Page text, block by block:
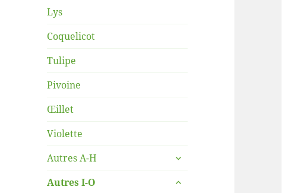
Lys
Coquelicot
Tulipe
Pivoine
Œillet
Violette
Autres A-H
ouvrir
sous-
Autres I-O
ouvrir